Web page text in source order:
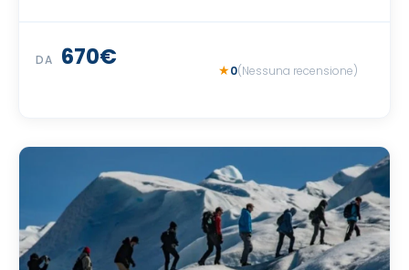
DA 670€ 0(Nessuna recensione)